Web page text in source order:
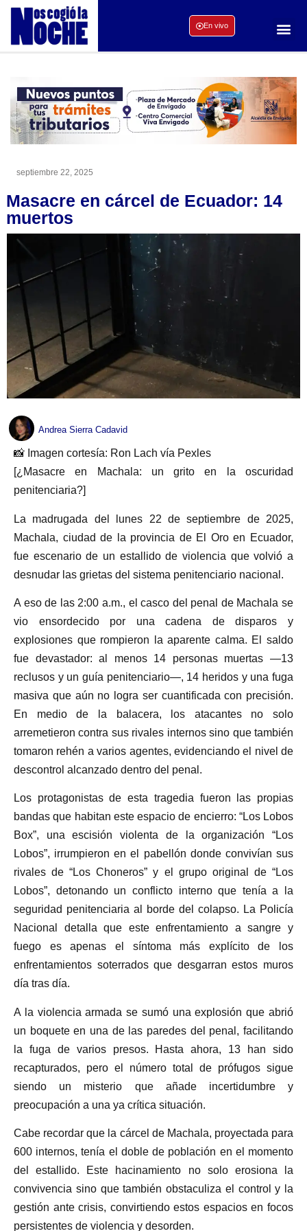
En vivo
septiembre 22, 2025
Masacre en cárcel de Ecuador: 14
muertos
Andrea Sierra Cadavid
📸 Imagen cortesía: Ron Lach vía Pexles
[¿Masacre en Machala: un grito en la oscuridad
penitenciaria?]
La madrugada del lunes 22 de septiembre de 2025,
Machala, ciudad de la provincia de El Oro en Ecuador,
fue escenario de un estallido de violencia que volvió a
desnudar las grietas del sistema penitenciario nacional.
A eso de las 2:00 a.m., el casco del penal de Machala se
vio ensordecido por una cadena de disparos y
explosiones que rompieron la aparente calma. El saldo
fue devastador: al menos 14 personas muertas —13
reclusos y un guía penitenciario—, 14 heridos y una fuga
masiva que aún no logra ser cuantificada con precisión.
En medio de la balacera, los atacantes no solo
arremetieron contra sus rivales internos sino que también
tomaron rehén a varios agentes, evidenciando el nivel de
descontrol alcanzado dentro del penal.
Los protagonistas de esta tragedia fueron las propias
bandas que habitan este espacio de encierro: “Los Lobos
Box”, una escisión violenta de la organización “Los
Lobos”, irrumpieron en el pabellón donde convivían sus
rivales de “Los Choneros” y el grupo original de “Los
Lobos”, detonando un conflicto interno que tenía a la
seguridad penitenciaria al borde del colapso. La Policía
Nacional detalla que este enfrentamiento a sangre y
fuego es apenas el síntoma más explícito de los
enfrentamientos soterrados que desgarran estos muros
día tras día.
A la violencia armada se sumó una explosión que abrió
un boquete en una de las paredes del penal, facilitando
la fuga de varios presos. Hasta ahora, 13 han sido
recapturados, pero el número total de prófugos sigue
siendo un misterio que añade incertidumbre y
preocupación a una ya crítica situación.
Cabe recordar que la cárcel de Machala, proyectada para
600 internos, tenía el doble de población en el momento
del estallido. Este hacinamiento no solo erosiona la
convivencia sino que también obstaculiza el control y la
gestión ante crisis, convirtiendo estos espacios en focos
persistentes de violencia y desorden.